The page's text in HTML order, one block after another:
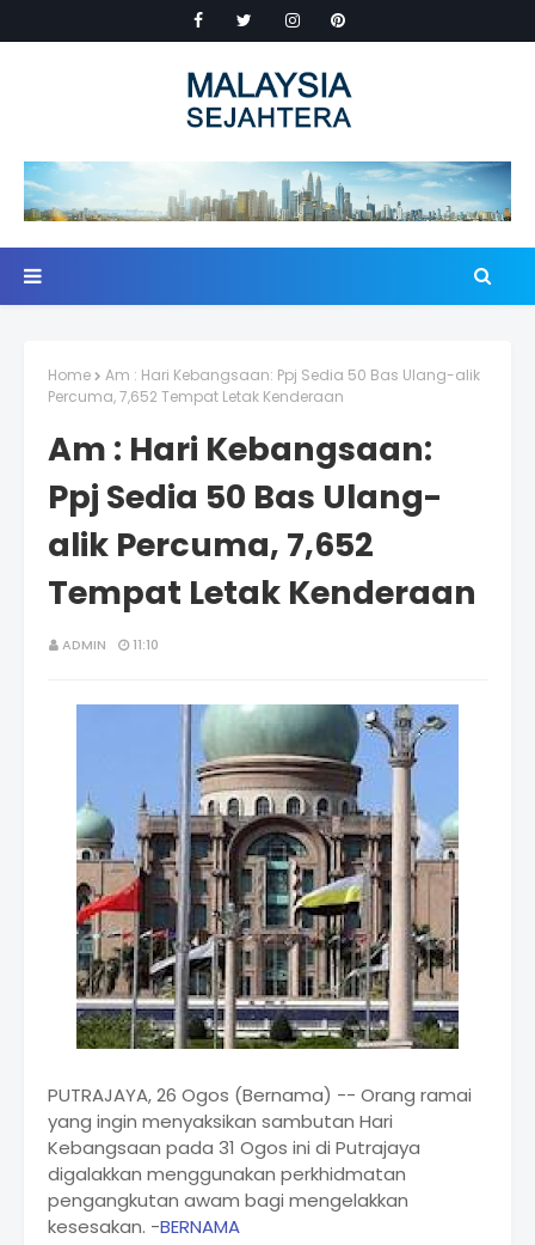
Home
Am : Hari Kebangsaan: Ppj Sedia 50 Bas Ulang-alik
Percuma, 7,652 Tempat Letak Kenderaan
Am : Hari Kebangsaan:
Ppj Sedia 50 Bas Ulang-
alik Percuma, 7,652
Tempat Letak Kenderaan
ADMIN 11:10
PUTRAJAYA, 26 Ogos (Bernama) -- Orang ramai
yang ingin menyaksikan sambutan Hari
Kebangsaan pada 31 Ogos ini di Putrajaya
digalakkan menggunakan perkhidmatan
pengangkutan awam bagi mengelakkan
kesesakan. -BERNAMA